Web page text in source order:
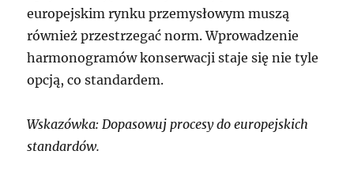
europejskim rynku przemysłowym muszą
również przestrzegać norm. Wprowadzenie
harmonogramów konserwacji staje się nie tyle
opcją, co standardem.
Wskazówka: Dopasowuj procesy do europejskich
standardów.